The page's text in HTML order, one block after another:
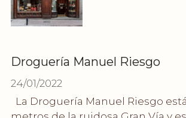
Droguería Manuel Riesgo
24/01/2022
La Droguería Manuel Riesgo